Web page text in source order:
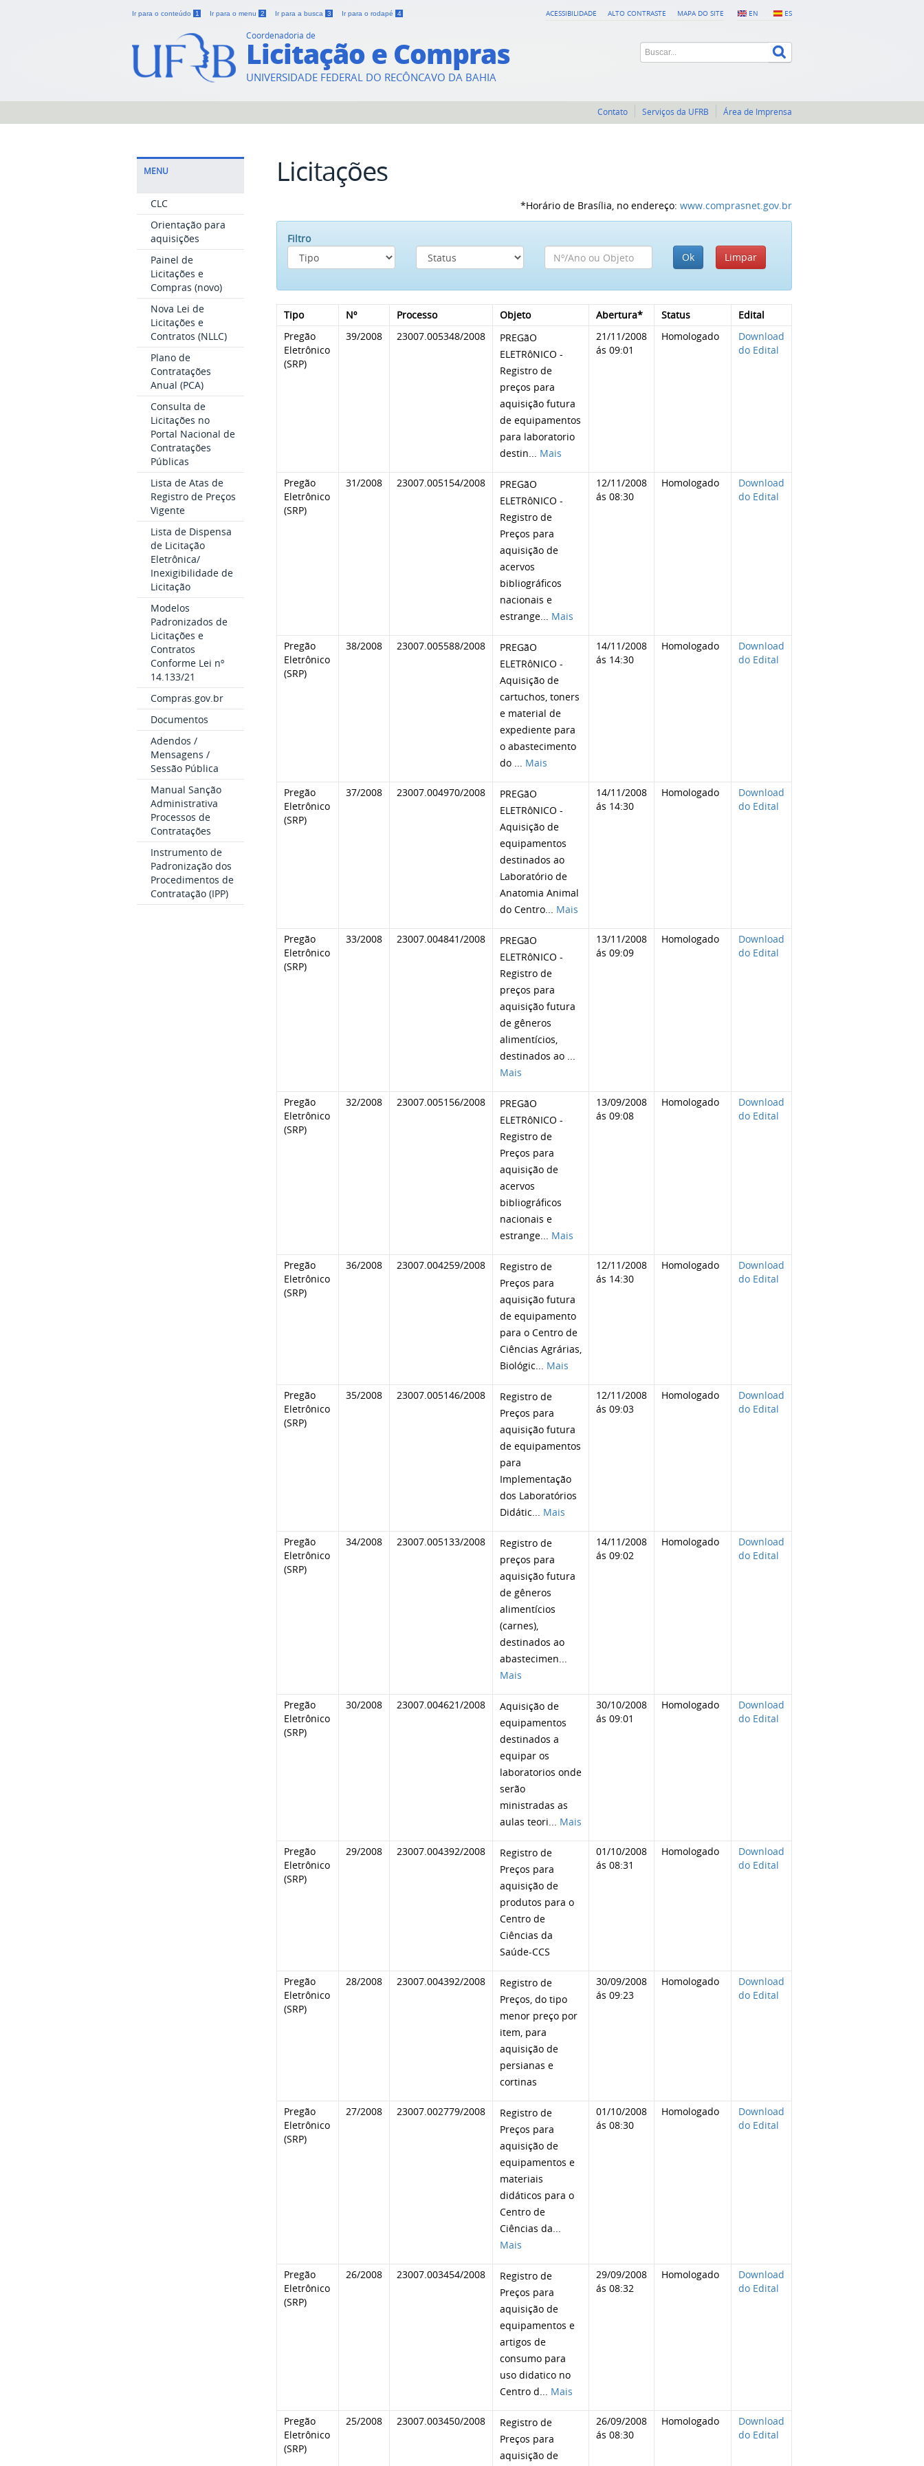
Ir para o conteúdo 1 Ir para o menu 2 Ir para a busca 3 Ir para o rodapé 4 EN ES
ACESSIBILIDADE ALTO CONTRASTE MAPA DO SITE
Coordenadoria de
Licitação e Compras
UNIVERSIDADE FEDERAL DO RECÔNCAVO DA BAHIA
Contato Serviços da UFRB Área de Imprensa
MENU
CLC
Orientação para
aquisições
Painel de
Licitações e
Compras (novo)
Nova Lei de
Licitações e
Contratos (NLLC)
Plano de
Contratações
Anual (PCA)
Consulta de
Licitações no
Portal Nacional de
Contratações
Públicas
Lista de Atas de
Registro de Preços
Vigente
Lista de Dispensa
de Licitação
Eletrônica/
Inexigibilidade de
Licitação
Modelos
Padronizados de
Licitações e
Contratos
Conforme Lei nº
14.133/21
Compras.gov.br
Documentos
Adendos /
Mensagens /
Sessão Pública
Manual Sanção
Administrativa
Processos de
Contratações
Instrumento de
Padronização dos
Procedimentos de
Contratação (IPP)
Licitações
*Horário de Brasília, no endereço: www.comprasnet.gov.br
Filtro
Tipo Nº Processo Objeto Abertura* Status
Edital
Pregão
Eletrônico
(SRP)
39/2008 23007.005348/2008
PREGãO
ELETRôNICO -
Registro de
preços para
aquisição futura
de equipamentos
para laboratorio
destin... Mais
21/11/2008
ás 09:01
Homologado
Download
do Edital
Pregão
Eletrônico
(SRP)
31/2008 23007.005154/2008
PREGãO
ELETRôNICO -
Registro de
Preços para
aquisição de
acervos
bibliográficos
nacionais e
estrange... Mais
12/11/2008
ás 08:30
Homologado
Download
do Edital
Pregão
Eletrônico
(SRP)
38/2008 23007.005588/2008
PREGãO
ELETRôNICO -
Aquisição de
cartuchos, toners
e material de
expediente para
o abastecimento
do ... Mais
14/11/2008
ás 14:30
Homologado
Download
do Edital
Pregão
Eletrônico
(SRP)
37/2008 23007.004970/2008
PREGãO
ELETRôNICO -
Aquisição de
equipamentos
destinados ao
Laboratório de
Anatomia Animal
do Centro... Mais
14/11/2008
ás 14:30
Homologado
Download
do Edital
Pregão
Eletrônico
(SRP)
33/2008 23007.004841/2008
PREGãO
ELETRôNICO -
Registro de
preços para
aquisição futura
de gêneros
alimentícios,
destinados ao ...
Mais
13/11/2008
ás 09:09
Homologado
Download
do Edital
Pregão
Eletrônico
(SRP)
32/2008 23007.005156/2008
PREGãO
ELETRôNICO -
Registro de
Preços para
aquisição de
acervos
bibliográficos
nacionais e
estrange... Mais
13/09/2008
ás 09:08
Homologado
Download
do Edital
Pregão
Eletrônico
(SRP)
36/2008 23007.004259/2008
Registro de
Preços para
aquisição futura
de equipamento
para o Centro de
Ciências Agrárias,
Biológic... Mais
12/11/2008
ás 14:30
Homologado
Download
do Edital
Pregão
Eletrônico
(SRP)
35/2008 23007.005146/2008
Registro de
Preços para
aquisição futura
de equipamentos
para
Implementação
dos Laboratórios
Didátic... Mais
12/11/2008
ás 09:03
Homologado
Download
do Edital
Pregão
Eletrônico
(SRP)
34/2008 23007.005133/2008
Registro de
preços para
aquisição futura
de gêneros
alimentícios
(carnes),
destinados ao
abastecimen...
Mais
14/11/2008
ás 09:02
Homologado
Download
do Edital
Pregão
Eletrônico
(SRP)
30/2008 23007.004621/2008
Aquisição de
equipamentos
destinados a
equipar os
laboratorios onde
serão
ministradas as
aulas teori... Mais
30/10/2008
ás 09:01
Homologado
Download
do Edital
Pregão
Eletrônico
(SRP)
29/2008 23007.004392/2008
Registro de
Preços para
aquisição de
produtos para o
Centro de
Ciências da
Saúde-CCS
01/10/2008
ás 08:31
Homologado
Download
do Edital
Pregão
Eletrônico
(SRP)
28/2008 23007.004392/2008
Registro de
Preços, do tipo
menor preço por
item, para
aquisição de
persianas e
cortinas
30/09/2008
ás 09:23
Homologado
Download
do Edital
Pregão
Eletrônico
(SRP)
27/2008 23007.002779/2008
Registro de
Preços para
aquisição de
equipamentos e
materiais
didáticos para o
Centro de
Ciências da...
Mais
01/10/2008
ás 08:30
Homologado
Download
do Edital
Pregão
Eletrônico
(SRP)
26/2008 23007.003454/2008
Registro de
Preços para
aquisição de
equipamentos e
artigos de
consumo para
uso didatico no
Centro d... Mais
29/09/2008
ás 08:32
Homologado
Download
do Edital
Pregão
Eletrônico
(SRP)
25/2008 23007.003450/2008
Registro de
Preços para
aquisição de
26/09/2008
ás 08:30
Homologado
Download
do Edital